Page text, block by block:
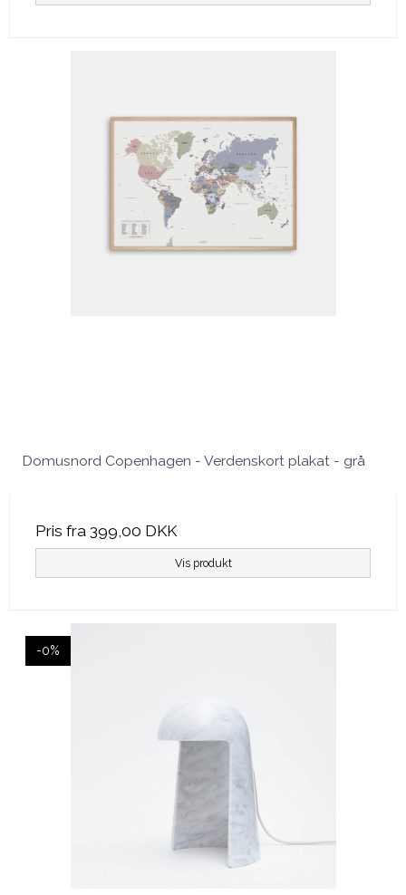
Domusnord Copenhagen - Verdenskort plakat - grå
Pris fra 399,00 DKK
Vis produkt
-0%